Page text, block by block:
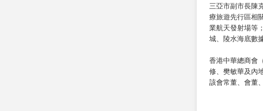
三亞市副市長陳
療旅遊先行區相
業航天發射場等
城、陵水海底數
香港中華總商會
修、樊敏華及內
該會常董、會董